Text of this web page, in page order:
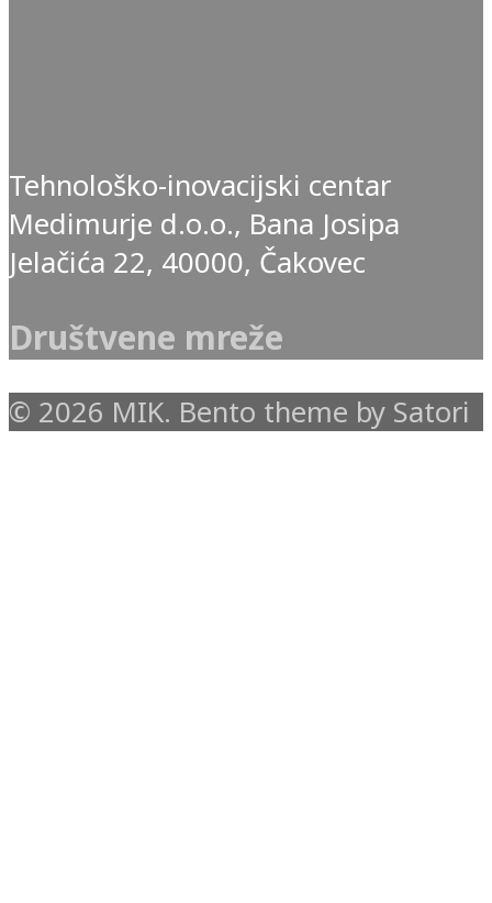
Tehnološko-inovacijski centar
Medimurje d.o.o., Bana Josipa
Jelačića 22, 40000, Čakovec
Društvene mreže
© 2026 MIK. Bento theme by Satori